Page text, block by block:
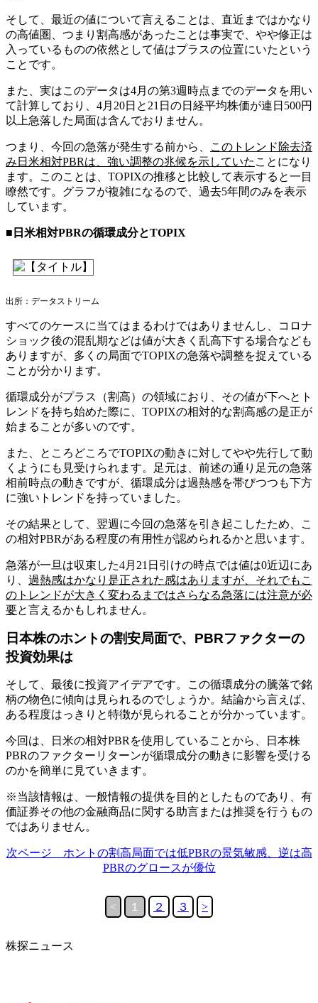
そして、最近の値について言えることは、直近まではかなり
の高値圏、つまり割高感があったことは事実で、やや修正は
入っているものの依然として値はプラスの位置にいたという
ことです。
また、実はこのデータは4月の第3週時点までのデータを用い
て計算しており、4月20日と21日の日経平均株価が連日500円
以上急落した局面は含んでおりません。
つまり、今回の急落が発生する前から、
このトレンド除去済
み日米相対PBRは、強い調整の兆候を示していた ことになり
ます。このことは、TOPIXの推移と比較して表示すると一目
瞭然です。グラフが複雑になるので、過去5年間のみを表示
しています。
■日米相対PBRの循環成分とTOPIX
出所：データストリーム
すべてのケースに当てはまるわけではありませんし、コロナ
ショック後の混乱期などは値が大きく乱高下する場合なども
ありますが、多くの局面でTOPIXの急落や調整を捉えている
ことが分かります。
循環成分がプラス（割高）の領域におり、その値が下へとト
レンドを持ち始めた際に、TOPIXの相対的な割高感の是正が
始まることが多いのです。
また、ところどころでTOPIXの動きに対してやや先行して動
くようにも見受けられます。足元は、前述の通り足元の急落
相前時点の動きですが、循環成分は過熱感を帯びつつも下方
に強いトレンドを持っていました。
その結果として、翌週に今回の急落を引き起こしたため、こ
の相対PBRがある程度の有用性が認められるかと思います。
急落が一旦は収束した4月21日引けの時点では値は0近辺にあ
り、 過熱感はかなり是正された感はありますが、それでもこ
のトレンドが大きく変わるまではさらなる急落には注意が必
要と言えるかもしれません。
日本株のホントの割安局面で、PBRファクターの
投資効果は
そして、最後に投資アイデアです。この循環成分の騰落で銘
柄の物色に傾向は見られるのでしょうか。結論から言えば、
ある程度はっきりと特徴が見られることが分かっています。
今回は、日米の相対PBRを使用していることから、日本株
PBRのファクターリターンが循環成分の動きに影響を受ける
のかを簡単に見ていきます。
※当該情報は、一般情報の提供を目的としたものであり、有
価証券その他の金融商品に関する助言または推奨を行うもの
ではありません。
次ページ ホントの割高局面では低PBRの景気敏感、逆は高
PBRのグロースが優位
< １ ２ ３ >
株探ニュース